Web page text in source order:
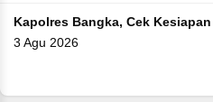
Kapolres Bangka, Cek
3 Agu 2026